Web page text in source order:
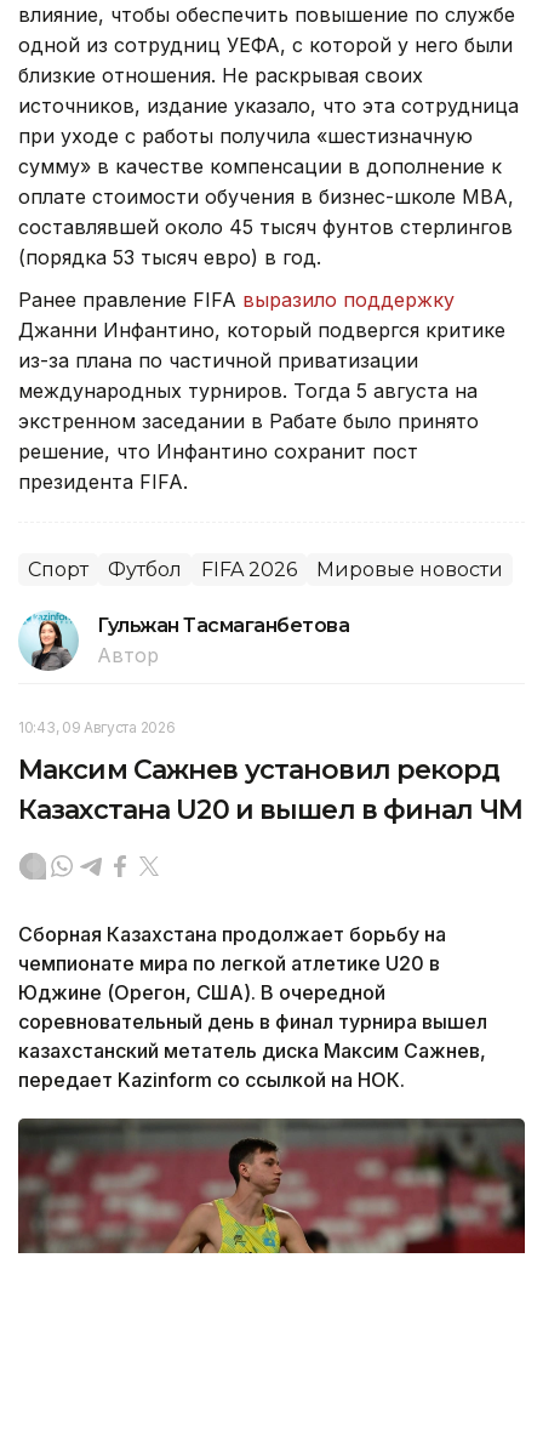
влияние, чтобы обеспечить повышение по службе
одной из сотрудниц УЕФА, с которой у него были
близкие отношения. Не раскрывая своих
источников, издание указало, что эта сотрудница
при уходе с работы получила «шестизначную
сумму» в качестве компенсации в дополнение к
оплате стоимости обучения в бизнес-школе МВА,
составлявшей около 45 тысяч фунтов стерлингов
(порядка 53 тысяч евро) в год.
Ранее правление FIFA выразило поддержку
Джанни Инфантино, который подвергся критике
из-за плана по частичной приватизации
международных турниров. Тогда 5 августа на
экстренном заседании в Рабате было принято
решение, что Инфантино сохранит пост
президента FIFA.
Спорт Футбол FIFA 2026 Мировые новости
Гульжан Тасмаганбетова
Автор
10:43, 09 Августа 2026
Максим Сажнев установил рекорд
Казахстана U20 и вышел в финал ЧМ
Сборная Казахстана продолжает борьбу на
чемпионате мира по легкой атлетике U20 в
Юджине (Орегон, США). В очередной
соревновательный день в финал турнира вышел
казахстанский метатель диска Максим Сажнев,
передает Kazinform со ссылкой на НОК.